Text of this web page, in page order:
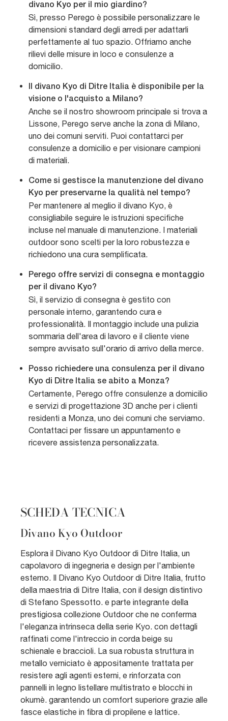
divano Kyo per il mio giardino?
Sì, presso Perego è possibile personalizzare le
dimensioni standard degli arredi per adattarli
perfettamente al tuo spazio. Offriamo anche
rilievi delle misure in loco e consulenze a
domicilio.
Il divano Kyo di Ditre Italia è disponibile per la
visione o l'acquisto a Milano?
Anche se il nostro showroom principale si trova a
Lissone, Perego serve anche la zona di Milano,
uno dei comuni serviti. Puoi contattarci per
consulenze a domicilio e per visionare campioni
di materiali.
Come si gestisce la manutenzione del divano
Kyo per preservarne la qualità nel tempo?
Per mantenere al meglio il divano Kyo, è
consigliabile seguire le istruzioni specifiche
incluse nel manuale di manutenzione. I materiali
outdoor sono scelti per la loro robustezza e
richiedono una cura semplificata.
Perego offre servizi di consegna e montaggio
per il divano Kyo?
Sì, il servizio di consegna è gestito con
personale interno, garantendo cura e
professionalità. Il montaggio include una pulizia
sommaria dell'area di lavoro e il cliente viene
sempre avvisato sull'orario di arrivo della merce.
Posso richiedere una consulenza per il divano
Kyo di Ditre Italia se abito a Monza?
Certamente, Perego offre consulenze a domicilio
e servizi di progettazione 3D anche per i clienti
residenti a Monza, uno dei comuni che serviamo.
Contattaci per fissare un appuntamento e
ricevere assistenza personalizzata.
SCHEDA TECNICA
Divano Kyo Outdoor
Esplora il Divano Kyo Outdoor di Ditre Italia, un
capolavoro di ingegneria e design per l'ambiente
esterno. Il Divano Kyo Outdoor di Ditre Italia, frutto
della maestria di Ditre Italia, con il design distintivo
di Stefano Spessotto. e parte integrante della
prestigiosa collezione Outdoor che ne conferma
l'eleganza intrinseca della serie Kyo. con dettagli
raffinati come l'intreccio in corda beige su
schienale e braccioli. La sua robusta struttura in
metallo verniciato è appositamente trattata per
resistere agli agenti esterni, e rinforzata con
pannelli in legno listellare multistrato e blocchi in
okumè. garantendo un comfort superiore grazie alle
fasce elastiche in fibra di propilene e lattice.